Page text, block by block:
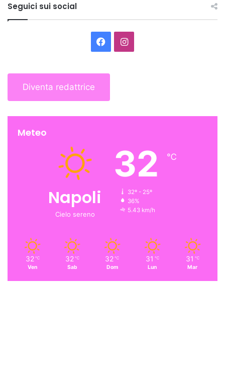
Seguici sui social
FacebookInstagram
Diventa redattrice
Meteo
Napoli
Cielo sereno
32 ℃
32º - 25º
36%
5.43 km/h
32 ℃
Ven
32 ℃
Sab
32 ℃
Dom
31 ℃
Lun
31 ℃
Mar